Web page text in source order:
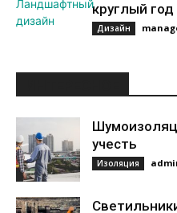
круглый год
Дизайн
учесть
Изоляция